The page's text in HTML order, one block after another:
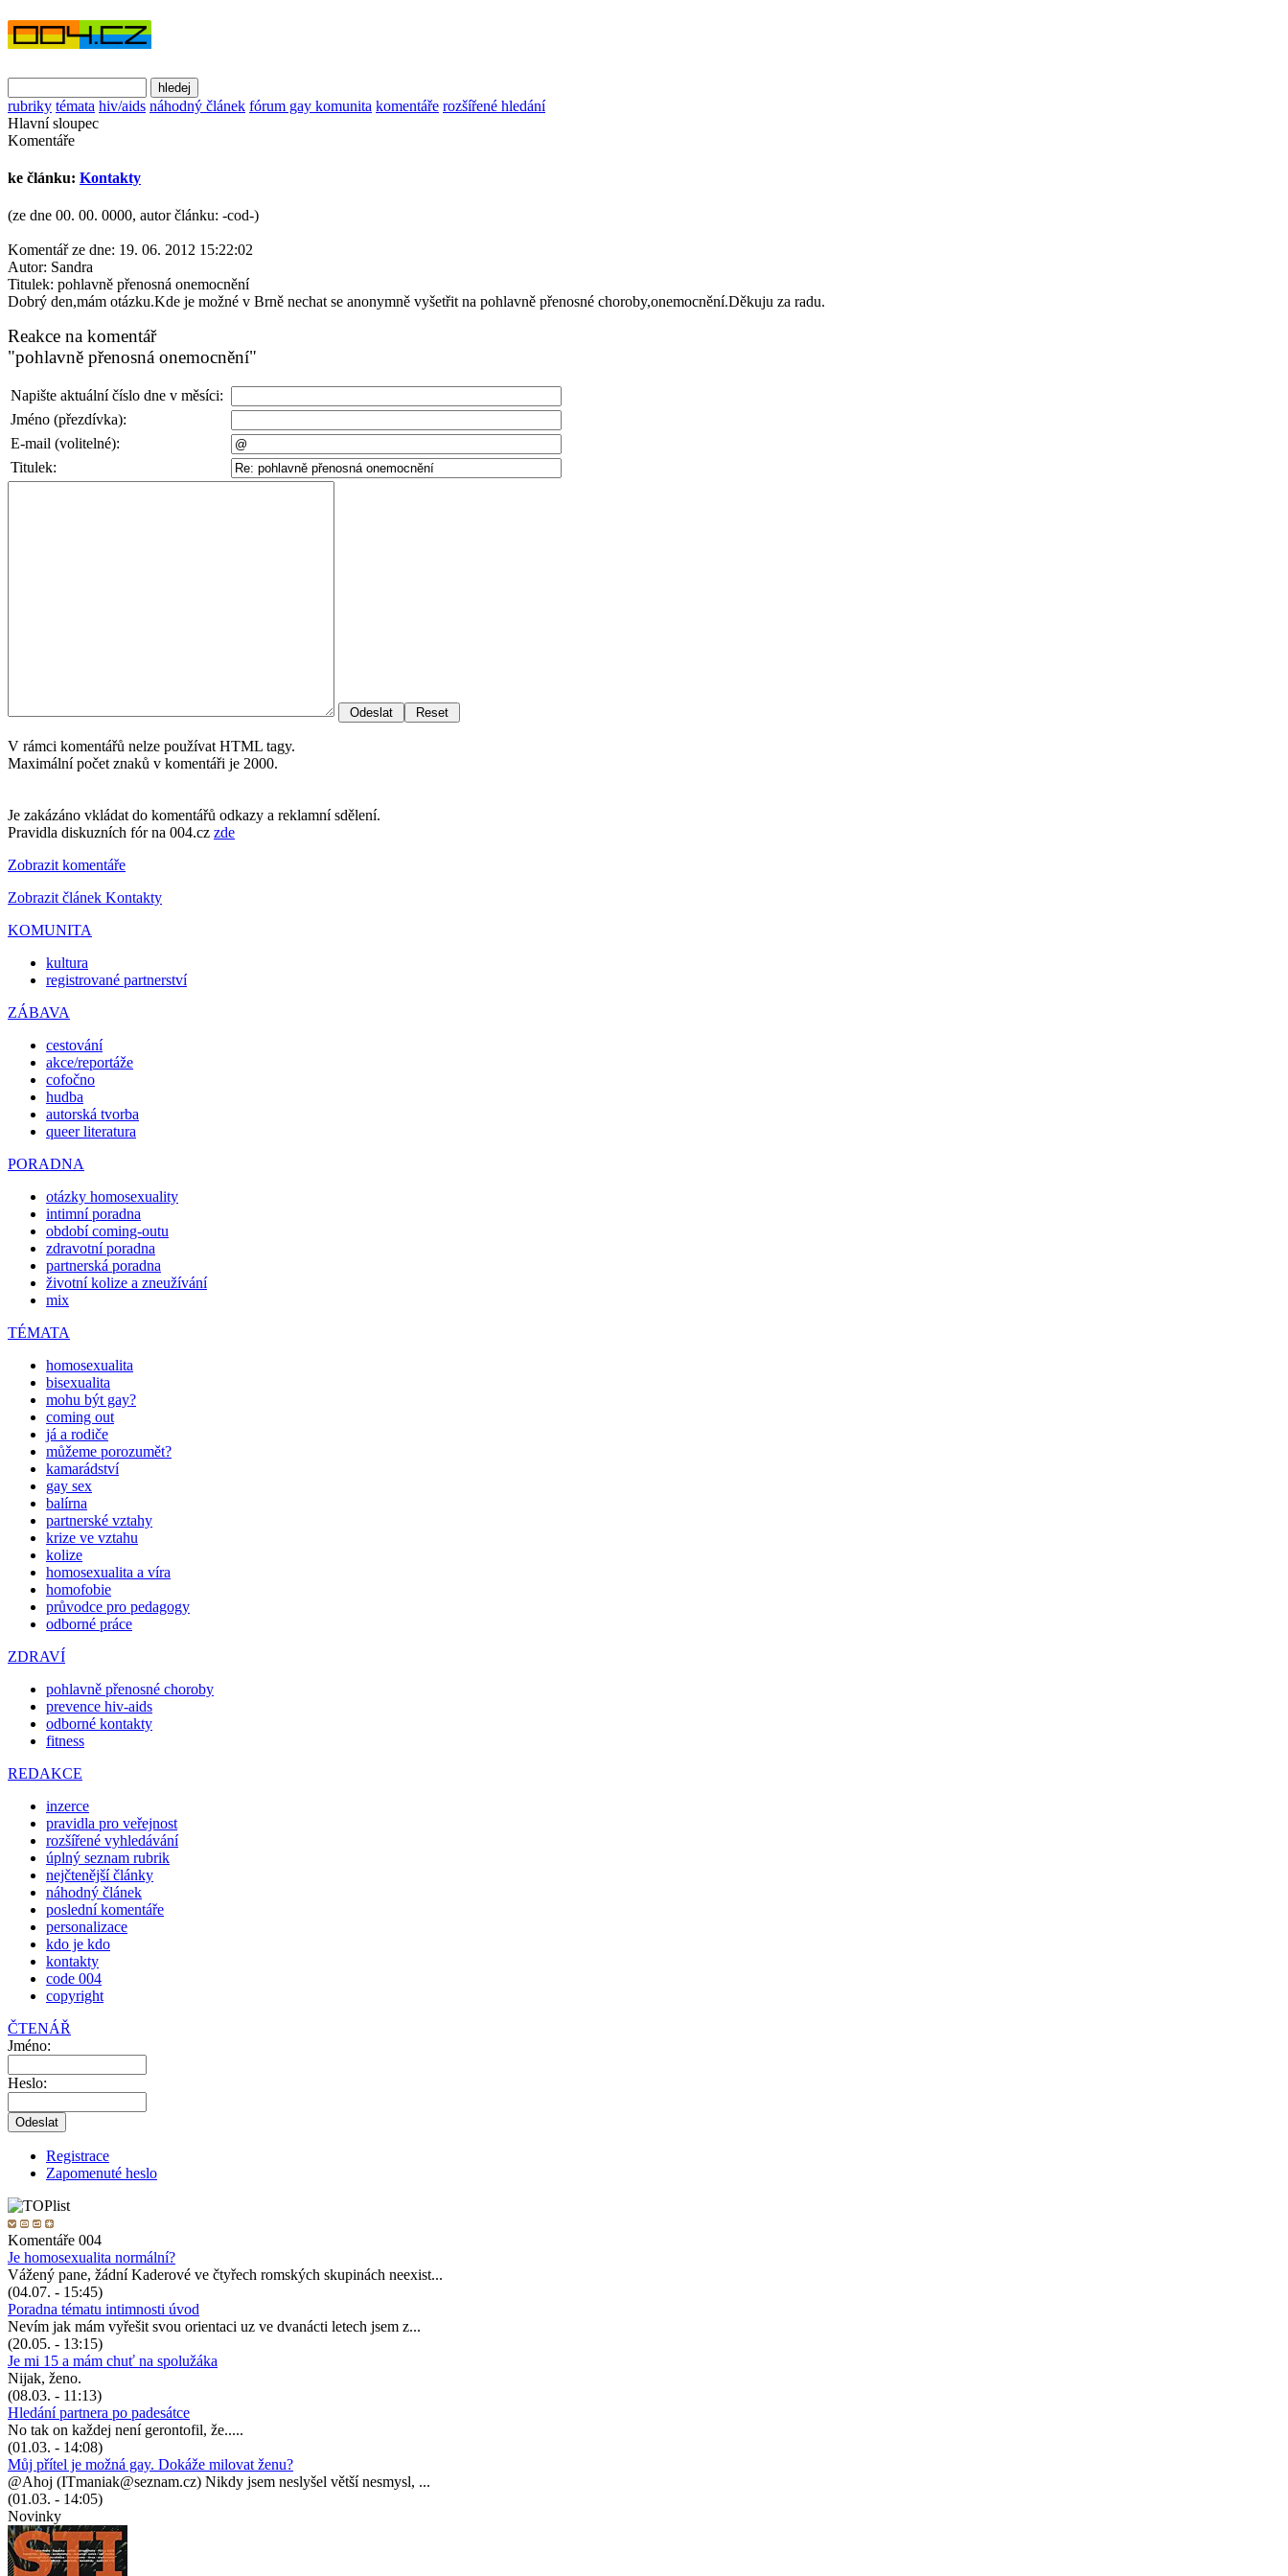
rubriky témata hiv/aids náhodný článek fórum gay komunita komentáře rozšířené hledání
Hlavní sloupec
Komentáře
ke článku: Kontakty
(ze dne 00. 00. 0000, autor článku: -cod-)
Komentář ze dne: 19. 06. 2012 15:22:02
Autor: Sandra
Titulek: pohlavně přenosná onemocnění
Dobrý den,mám otázku.Kde je možné v Brně nechat se anonymně vyšetřit na pohlavně přenosné choroby,onemocnění.Děkuju za radu.
Reakce na komentář
"pohlavně přenosná onemocnění"
Napište aktuální číslo dne v měsíci:
Jméno (přezdívka):
E-mail (volitelné):
Titulek:
V rámci komentářů nelze používat HTML tagy.
Maximální počet znaků v komentáři je 2000.
Je zakázáno vkládat do komentářů odkazy a reklamní sdělení.
Pravidla diskuzních fór na 004.cz zde
Zobrazit komentáře
Zobrazit článek Kontakty
KOMUNITA
kultura
registrované partnerství
ZÁBAVA
cestování
akce/reportáže
cofočno
hudba
autorská tvorba
queer literatura
PORADNA
otázky homosexuality
intimní poradna
období coming-outu
zdravotní poradna
partnerská poradna
životní kolize a zneužívání
mix
TÉMATA
homosexualita
bisexualita
mohu být gay?
coming out
já a rodiče
můžeme porozumět?
kamarádství
gay sex
balírna
partnerské vztahy
krize ve vztahu
kolize
homosexualita a víra
homofobie
průvodce pro pedagogy
odborné práce
ZDRAVÍ
pohlavně přenosné choroby
prevence hiv-aids
odborné kontakty
fitness
REDAKCE
inzerce
pravidla pro veřejnost
rozšířené vyhledávání
úplný seznam rubrik
nejčtenější články
náhodný článek
poslední komentáře
personalizace
kdo je kdo
kontakty
code 004
copyright
ČTENÁŘ
Jméno:
Heslo:
Registrace
Zapomenuté heslo
Komentáře 004
Je homosexualita normální?
Vážený pane, žádní Kaderové ve čtyřech romských skupinách neexist...
(04.07. - 15:45)
Poradna tématu intimnosti úvod
Nevím jak mám vyřešit svou orientaci uz ve dvanácti letech jsem z...
(20.05. - 13:15)
Je mi 15 a mám chuť na spolužáka
Nijak, ženo.
(08.03. - 11:13)
Hledání partnera po padesátce
No tak on každej není gerontofil, že.....
(01.03. - 14:08)
Můj přítel je možná gay. Dokáže milovat ženu?
@Ahoj (ITmaniak@seznam.cz) Nikdy jsem neslyšel větší nesmysl, ...
(01.03. - 14:05)
Novinky